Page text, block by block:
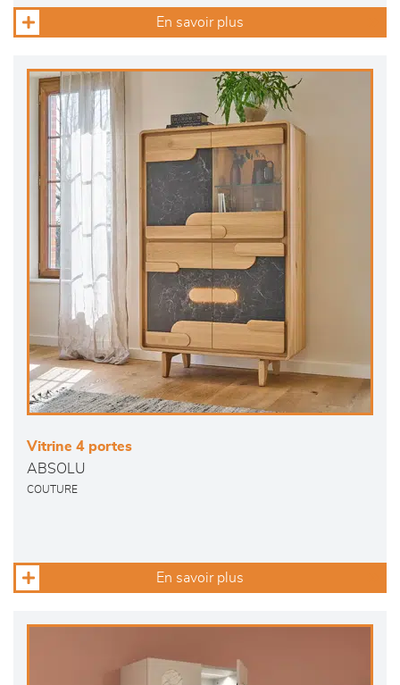
En savoir plus
Vitrine 4 portes
ABSOLU
COUTURE
En savoir plus